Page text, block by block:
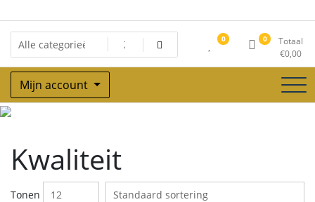
naar
de
inhoud
0 0
Totaal
€0,00
Mijn account
Kwaliteit
Tonen